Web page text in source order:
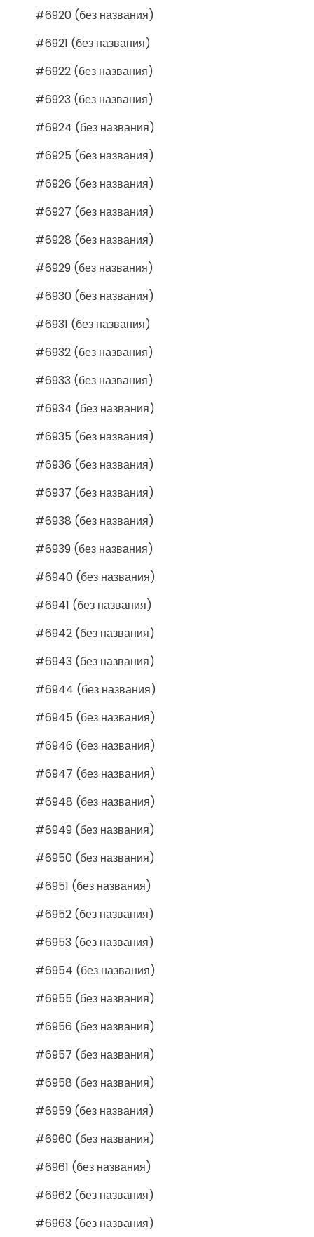
#6920 (без названия)
#6921 (без названия)
#6922 (без названия)
#6923 (без названия)
#6924 (без названия)
#6925 (без названия)
#6926 (без названия)
#6927 (без названия)
#6928 (без названия)
#6929 (без названия)
#6930 (без названия)
#6931 (без названия)
#6932 (без названия)
#6933 (без названия)
#6934 (без названия)
#6935 (без названия)
#6936 (без названия)
#6937 (без названия)
#6938 (без названия)
#6939 (без названия)
#6940 (без названия)
#6941 (без названия)
#6942 (без названия)
#6943 (без названия)
#6944 (без названия)
#6945 (без названия)
#6946 (без названия)
#6947 (без названия)
#6948 (без названия)
#6949 (без названия)
#6950 (без названия)
#6951 (без названия)
#6952 (без названия)
#6953 (без названия)
#6954 (без названия)
#6955 (без названия)
#6956 (без названия)
#6957 (без названия)
#6958 (без названия)
#6959 (без названия)
#6960 (без названия)
#6961 (без названия)
#6962 (без названия)
#6963 (без названия)